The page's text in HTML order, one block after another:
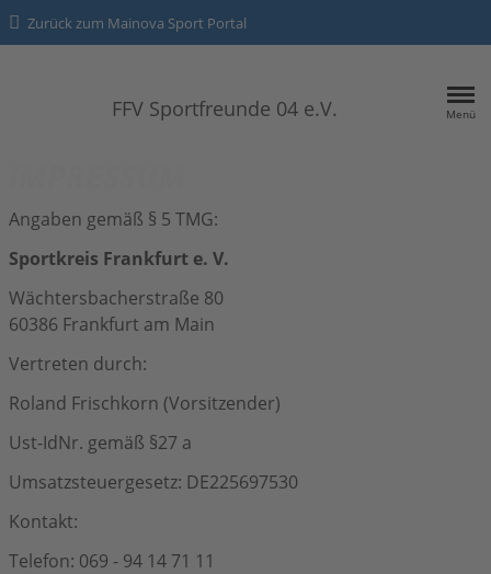
Zurück zum Mainova Sport Portal
Menü
FFV Sportfreunde 04 e.V.
SPORTANGEBOTE
Kontakt
Datenschutz
Impressum
Angaben gemäß § 5 TMG:
Sportkreis Frankfurt e. V.
Wächtersbacherstraße 80
60386 Frankfurt am Main
Vertreten durch:
Roland Frischkorn (Vorsitzender)
Ust-IdNr. gemäß §27 a
Umsatzsteuergesetz: DE225697530
Kontakt:
Telefon: 069 - 94 14 71 11